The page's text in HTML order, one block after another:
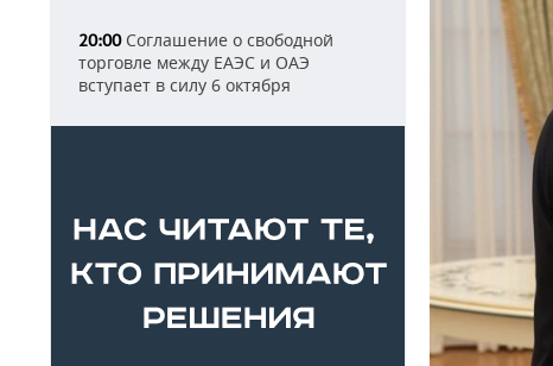
20:00Соглашение о свободной
торговле между ЕАЭС и ОАЭ
вступает в силу 6 октября